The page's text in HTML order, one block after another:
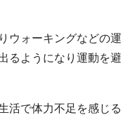
ウォーキングなどの運
るようになり運動を避
活で体力不足を感じる